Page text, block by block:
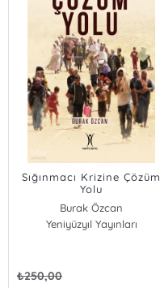
Sığınmacı Krizine Çözüm
Yolu
Burak Özcan
Yeniyüzyıl Yayınları
₺250,00